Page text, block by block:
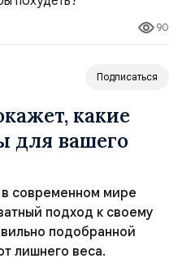
вкусном — я считаю
смысл для улучшения
А что это будет за
ограничивать себя во
90
Подписаться
какие
для вашего
современном мире
подход к своему
подобранной
лишнего веса.